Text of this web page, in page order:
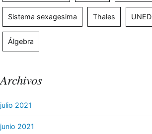
Sistema sexagesima Thales UNED
Álgebra
Archivos
julio 2021
junio 2021